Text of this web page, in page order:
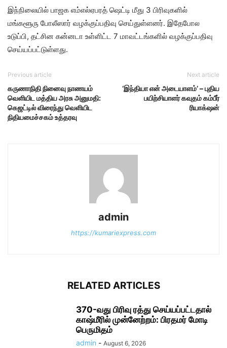
இந்நிலையில் பாஜக எம்எல்ஏபரத் ஷெட்டி மீது 3 பிரிவுகளில்
மங்களூரு போலீஸார் வழக்குப்பதிவு செய்துள்ளனர். இதேபோல
உடுப்பி, தட்சின கன்னடா உள்ளிட்ட 7 மாவட்டங்களில் வழக்குப்பதிவு
செய்யப்பட்டுள்ளது.
Previous article
கருணாநிதி நினைவு நாணயம்
வெளியிட மத்திய அரசு அனுமதி:
கெஜட்டில் விரைந்து வெளியிட
நிதியமைச்சகம் உத்தரவு
Next article
‘இந்தியா என் அடையாளம்’ – புதிய
பயிற்சியாளர் கவுதம் கம்பீர்
ரியாக்‌ஷன்
admin
https://kumariexpress.com
RELATED ARTICLES
370-வது பிரிவு ரத்து செய்யப்பட்டதால்
காஷ்மீரில் முன்னேற்றம்: பிரதமர் மோடி
பெருமிதம்
admin - August 6, 2026